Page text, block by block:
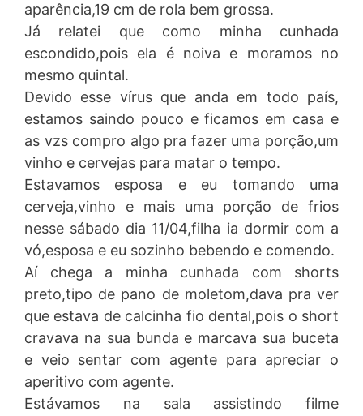
aparência,19 cm de rola bem grossa.
Já relatei que como minha cunhada
escondido,pois ela é noiva e moramos no
mesmo quintal.
Devido esse vírus que anda em todo país,
estamos saindo pouco e ficamos em casa e
as vzs compro algo pra fazer uma porção,um
vinho e cervejas para matar o tempo.
Estavamos esposa e eu tomando uma
cerveja,vinho e mais uma porção de frios
nesse sábado dia 11/04,filha ia dormir com a
vó,esposa e eu sozinho bebendo e comendo.
Aí chega a minha cunhada com shorts
preto,tipo de pano de moletom,dava pra ver
que estava de calcinha fio dental,pois o short
cravava na sua bunda e marcava sua buceta
e veio sentar com agente para apreciar o
aperitivo com agente.
Estávamos na sala assistindo filme